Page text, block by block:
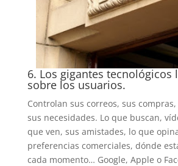
6. Los gigantes tecnológicos
sobre los usuarios.
Controlan sus correos, sus
sus necesidades. Lo que buscan,
que ven, sus amistades, lo que
preferencias comerciales, dónde
cada momento… Google, Apple o